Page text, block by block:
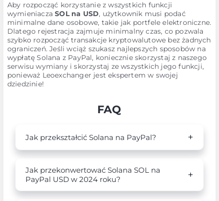
Aby rozpocząć korzystanie z wszystkich funkcji
wymieniaczaSOL na USD, użytkownik musi podać
minimalne dane osobowe, takie jak portfele elektroniczne.
Dlatego rejestracja zajmuje minimalny czas, co pozwala
szybko rozpocząć transakcje kryptowalutowe bez żadnych
ograniczeń. Jeśli wciąż szukasz najlepszych sposobów na
wypłatę Solana z PayPal, koniecznie skorzystaj z naszego
serwisu wymiany i skorzystaj ze wszystkich jego funkcji,
ponieważ Leoexchanger jest ekspertem w swojej
dziedzinie!
FAQ
Jak przekształcić Solana na PayPal?
Jak przekonwertować Solana SOL na
PayPal USD w 2024 roku?